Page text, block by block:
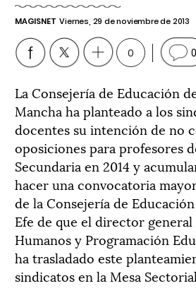
MAGISNET Viernes, 29 de noviembre de 2013
0 0
La Consejería de Educación
Mancha ha planteado a los
docentes su intención de no
oposiciones para profesores
Secundaria en 2014 y
hacer una convocatoria
de la Consejería de
Efe de que el director general
Humanos y Programación
ha trasladado este
sindicatos en la Mesa